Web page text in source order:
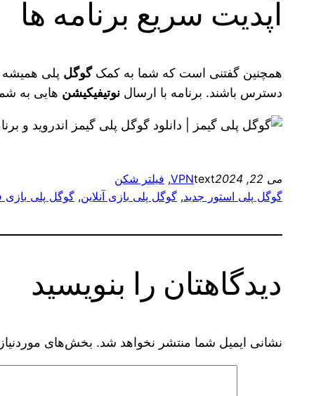
آپدیت سریع برنامه ها
همچنین گفتنی است که شما به کمکگوگل پلی همیشه
دسترس باشند. برنامه با ارسالنوتیفیکیشن‌ هایی به
می 22, 2024 text
VPN
, فیلتر شکن
گوگل پلی استور جدید, گوگل پلی بازی آنلاین, گوگل پلی
دیدگاهتان را بنویسید
نشانی ایمیل شما منتشر نخواهد شد. بخش‌های